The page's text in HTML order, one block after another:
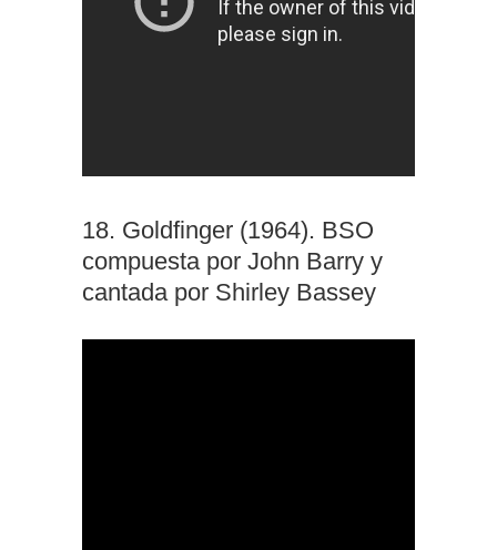
18. Goldfinger (1964). BSO
compuesta por John Barry y
cantada por Shirley Bassey